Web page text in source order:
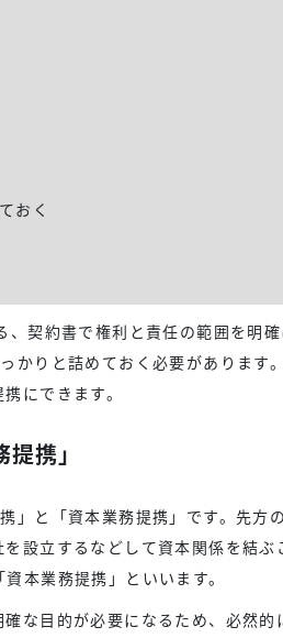
おく
、契約書で権利と責任の範囲を明
かりと詰めておく必要があります
にできます。
携」
」と「資本業務提携」です。先方
設立するなどして資本関係を結ぶ
本業務提携」といいます。
な目的が必要になるため、必然的